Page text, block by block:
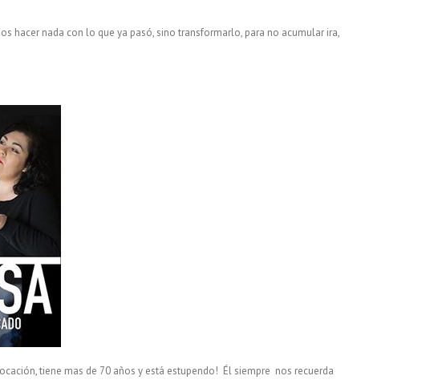
hacer nada con lo que ya pasó, sino transformarlo, para no acumular ira,
tiene mas de 70 años y está estupendo! Él siempre nos recuerda